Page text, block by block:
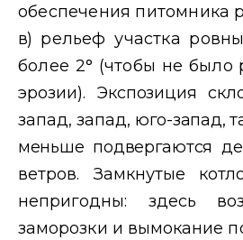
обеспечения питомника
в) рельеф участка
более 2° (чтобы не было
эрозии). Экспозиция
запад, запад, юго-запад,
меньше подвергаются
ветров. Замкнутые
непригодны: здесь
заморозки и вымокание